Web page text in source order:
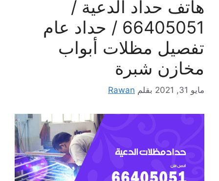
هاتف حداد الدعية /
66405051 / حداد عام
تفصيل مظلات أبواب
مخازن شبرة
مايو 31, 2021 بقلم Rawan